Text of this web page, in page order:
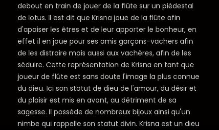
debout en train de jouer de la flûte sur un piédestal
de lotus. Il est dit que Krisna joue de la flûte afin
d'apaiser les êtres et de leur apporter le bonheur, en
effet il en joue pour ses amis garçons-vachers afin
de les distraire mais aussi aux vachères, afin de les
séduire. Cette représentation de Krisna en tant que
joueur de flûte est sans doute l'image la plus connue
du dieu. Ici son statut de dieu de l'amour, du désir et
du plaisir est mis en avant, au détriment de sa
sagesse. Il possède de nombreux bijoux ainsi qu'un
nimbe qui rappelle son statut divin. Krisna est un dieu